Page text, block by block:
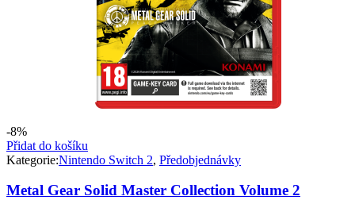
-8%
Přidat do košíku
Kategorie:Nintendo Switch 2, Předobjednávky
Metal Gear Solid Master Collection Volume 2